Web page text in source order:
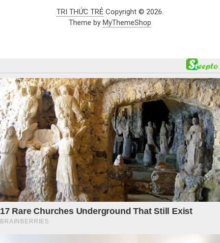
TRI THỨC TRẺ Copyright © 2026.
Theme by MyThemeShop